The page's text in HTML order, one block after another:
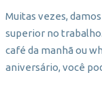
Muitas vezes,
superior no
café da manhã ou
aniversário, você